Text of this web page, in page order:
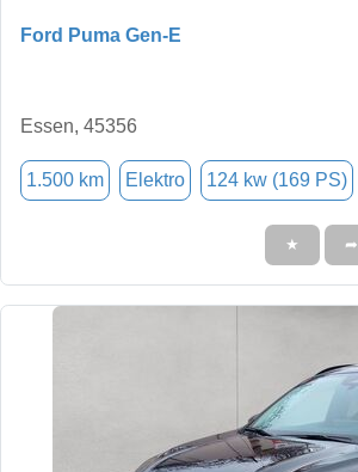
Ford Puma Gen-E
Essen, 45356
1.500 km Elektro 124 kw (169 PS)
★ ➦